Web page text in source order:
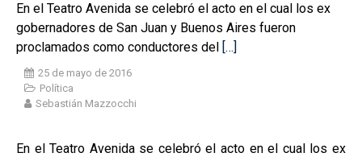
En el Teatro Avenida se celebró el acto en el cual los ex
gobernadores de San Juan y Buenos Aires fueron
proclamados como conductores del […]
25 de mayo de 2016
Política
Sebastián Mazzocchi
En el Teatro Avenida se celebró el acto en el cual los ex